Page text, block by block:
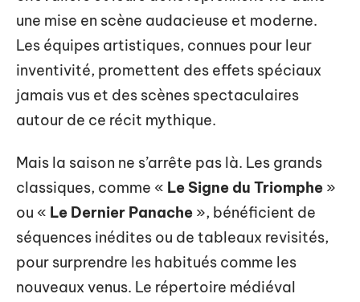
une mise en scène audacieuse et moderne.
Les équipes artistiques, connues pour leur
inventivité, promettent des effets spéciaux
jamais vus et des scènes spectaculaires
autour de ce récit mythique.
Mais la saison ne s’arrête pas là. Les grands
classiques, comme « Le Signe du Triomphe »
ou « Le Dernier Panache », bénéficient de
séquences inédites ou de tableaux revisités,
pour surprendre les habitués comme les
nouveaux venus. Le répertoire médiéval